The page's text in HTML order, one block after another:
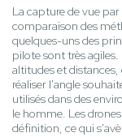
La capture de vue
comparaison des
quelques-uns des
pilote sont très
altitudes et
réaliser l'angle
utilisés dans des
le homme. Les
définition, ce qui